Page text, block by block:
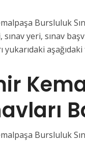
Bursluluk
yeri, sınav
yukarıdaki
Bursluluk